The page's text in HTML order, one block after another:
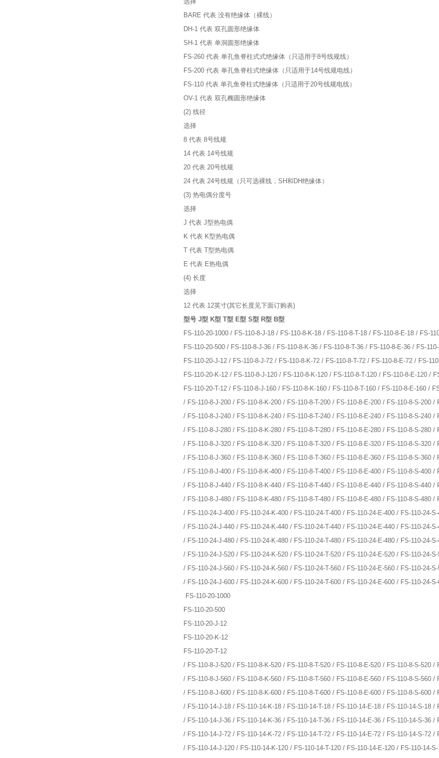
BARE 代表 没有绝缘体（裸线）
DH-1 代表 双孔圆形绝缘体
SH-1 代表 单洞圆形绝缘体
FS-260 代表 单孔鱼脊柱式式绝缘体（只适用于8号线规线）
FS-200 代表 单孔鱼脊柱式绝缘体（只适用于14号线规电线）
FS-110 代表 单孔鱼脊柱式绝缘体（只适用于20号线规电线）
OV-1 代表 双孔椭圆形绝缘体
(2) 线径
选择
8 代表 8号线规
14 代表 14号线规
20 代表 20号线规
24 代表 24号线规（只可选裸线，SH和DH绝缘体）
(3) 热电偶分度号
选择
J 代表 J型热电偶
K 代表 K型热电偶
T 代表 T型热电偶
E 代表 E热电偶
(4) 长度
选择
12 代表 12英寸(其它长度见下面订购表)
型号 J型 K型 T型 E型 S型 R型 B型
FS-110-20-1000 / FS-110-8-J-18 / FS-110-8-K-18 / FS-110-8-T-18 / FS-110-8-E-18 / FS-
FS-110-20-500 / FS-110-8-J-36 / FS-110-8-K-36 / FS-110-8-T-36 / FS-110-8-E-36 / FS-
FS-110-20-J-12 / FS-110-8-J-72 / FS-110-8-K-72 / FS-110-8-T-72 / FS-110-8-E-72 / FS-
FS-110-20-K-12 / FS-110-8-J-120 / FS-110-8-K-120 / FS-110-8-T-120 / FS-110-8-E-120 /
FS-110-20-T-12 / FS-110-8-J-160 / FS-110-8-K-160 / FS-110-8-T-160 / FS-110-8-E-160 /
/ FS-110-8-J-200 / FS-110-8-K-200 / FS-110-8-T-200 / FS-110-8-E-200 / FS-110-8-S-200 /
/ FS-110-8-J-240 / FS-110-8-K-240 / FS-110-8-T-240 / FS-110-8-E-240 / FS-110-8-S-240 /
/ FS-110-8-J-280 / FS-110-8-K-280 / FS-110-8-T-280 / FS-110-8-E-280 / FS-110-8-S-280 /
/ FS-110-8-J-320 / FS-110-8-K-320 / FS-110-8-T-320 / FS-110-8-E-320 / FS-110-8-S-320 /
/ FS-110-8-J-360 / FS-110-8-K-360 / FS-110-8-T-360 / FS-110-8-E-360 / FS-110-8-S-360 /
/ FS-110-8-J-400 / FS-110-8-K-400 / FS-110-8-T-400 / FS-110-8-E-400 / FS-110-8-S-400 /
/ FS-110-8-J-440 / FS-110-8-K-440 / FS-110-8-T-440 / FS-110-8-E-440 / FS-110-8-S-440 /
/ FS-110-8-J-480 / FS-110-8-K-480 / FS-110-8-T-480 / FS-110-8-E-480 / FS-110-8-S-480 /
/ FS-110-24-J-400 / FS-110-24-K-400 / FS-110-24-T-400 / FS-110-24-E-400 / FS-110-24-
/ FS-110-24-J-440 / FS-110-24-K-440 / FS-110-24-T-440 / FS-110-24-E-440 / FS-110-24-
/ FS-110-24-J-480 / FS-110-24-K-480 / FS-110-24-T-480 / FS-110-24-E-480 / FS-110-24-
/ FS-110-24-J-520 / FS-110-24-K-520 / FS-110-24-T-520 / FS-110-24-E-520 / FS-110-24-
/ FS-110-24-J-560 / FS-110-24-K-560 / FS-110-24-T-560 / FS-110-24-E-560 / FS-110-24-
/ FS-110-24-J-600 / FS-110-24-K-600 / FS-110-24-T-600 / FS-110-24-E-600 / FS-110-24-
FS-110-20-1000
FS-110-20-500
FS-110-20-J-12
FS-110-20-K-12
FS-110-20-T-12
/ FS-110-8-J-520 / FS-110-8-K-520 / FS-110-8-T-520 / FS-110-8-E-520 / FS-110-8-S-520 /
/ FS-110-8-J-560 / FS-110-8-K-560 / FS-110-8-T-560 / FS-110-8-E-560 / FS-110-8-S-560 /
/ FS-110-8-J-600 / FS-110-8-K-600 / FS-110-8-T-600 / FS-110-8-E-600 / FS-110-8-S-600 /
/ FS-110-14-J-18 / FS-110-14-K-18 / FS-110-14-T-18 / FS-110-14-E-18 / FS-110-14-S-18 /
/ FS-110-14-J-36 / FS-110-14-K-36 / FS-110-14-T-36 / FS-110-14-E-36 / FS-110-14-S-36 /
/ FS-110-14-J-72 / FS-110-14-K-72 / FS-110-14-T-72 / FS-110-14-E-72 / FS-110-14-S-72 /
/ FS-110-14-J-120 / FS-110-14-K-120 / FS-110-14-T-120 / FS-110-14-E-120 / FS-110-14-